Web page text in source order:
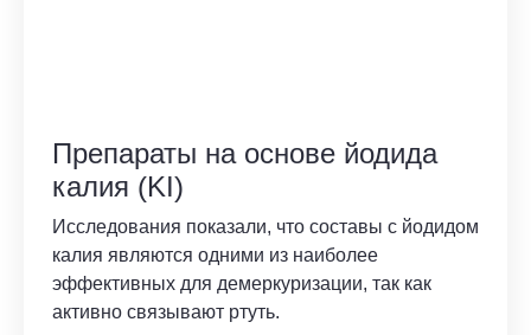
Препараты на основе йодида
калия (KI)
Исследования показали, что составы с йодидом
калия являются одними из наиболее
эффективных для демеркуризации, так как
активно связывают ртуть.